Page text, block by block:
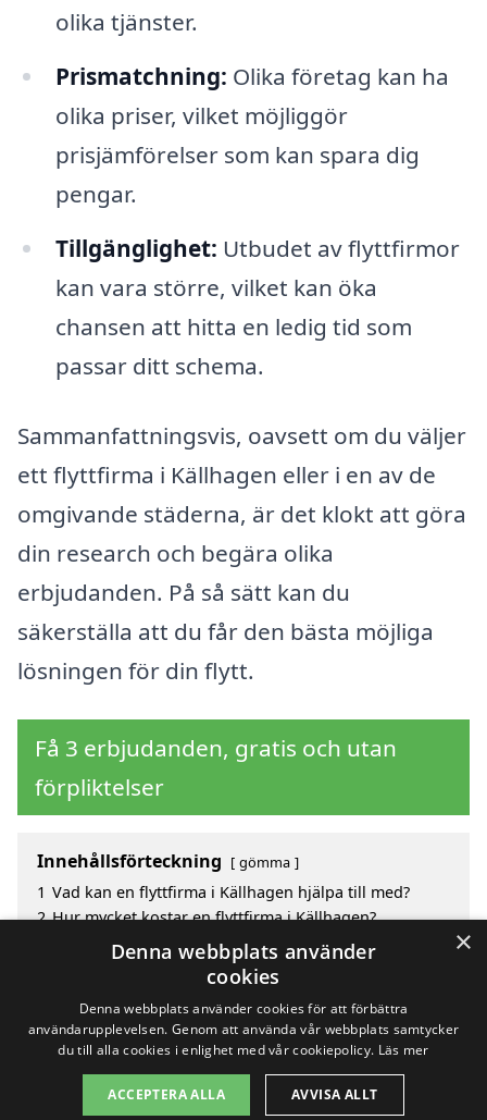
olika tjänster.
Prismatchning: Olika företag kan ha
olika priser, vilket möjliggör
prisjämförelser som kan spara dig
pengar.
Tillgänglighet: Utbudet av flyttfirmor
kan vara större, vilket kan öka
chansen att hitta en ledig tid som
passar ditt schema.
Sammanfattningsvis, oavsett om du väljer
ett flyttfirma i Källhagen eller i en av de
omgivande städerna, är det klokt att göra
din research och begära olika
erbjudanden. På så sätt kan du
säkerställa att du får den bästa möjliga
lösningen för din flytt.
Få 3 erbjudanden, gratis och utan
förpliktelser
Innehållsförteckning gömma
1 Vad kan en flyttfirma i Källhagen hjälpa till med?
2 Hur mycket kostar en flyttfirma i Källhagen?
Fördelar med att välja flyttfirma i Källhagen
Sök efter en skicklig flyttfirma i de omgivande
Copyright 2026 - Pilanto Aps
×
Denna webbplats använder
cookies
Denna webbplats använder cookies för att förbättra
användarupplevelsen. Genom att använda vår webbplats samtycker
du till alla cookies i enlighet med vår cookiepolicy. Läs mer
ACCEPTERA ALLA AVVISA ALLT